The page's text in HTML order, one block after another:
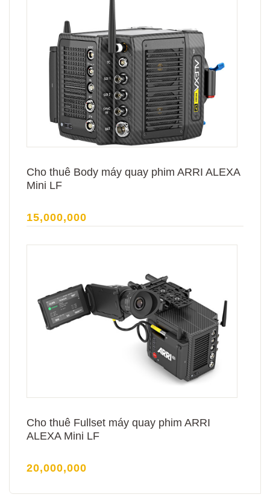
Cho thuê Body máy quay phim ARRI ALEXA
Mini LF
15,000,000
Cho thuê Fullset máy quay phim ARRI
ALEXA Mini LF
20,000,000